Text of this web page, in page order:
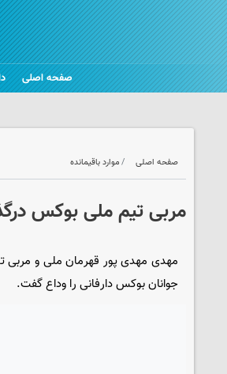
صفحه اصلی
صفحه اصلی موارد باقیمانده
مربی تیم ملی بوکس
مهدی مهدی پور قهرمان ملی و مربی
جوانان بوکس دارفانی را وداع گفت.